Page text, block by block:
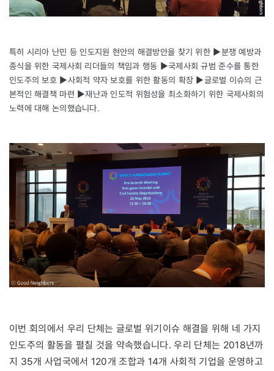
특히 시리아 난민 등 인도지원 현안의 해결방안을 찾기 위한 ▶분쟁 예방과
종식을 위한 국제사회 리더들의 책임과 행동 ▶국제사회 규범 준수를 통한
인도주의 보호 ▶사회적 약자 보호를 위한 활동의 확장 ▶글로벌 이슈의 근
본적인 해결책 마련 ▶재난과 인도적 위험성을 최소화하기 위한 국제사회의
노력에 대해 논의했습니다.
이번 회의에서 우리 단체는 글로벌 위기이슈 해결을 위해 네 가지
인도주의 활동을 펼칠 것을 약속했습니다. 우리 단체는 2018년까
지 35개 사업국에서 120개 조합과 14개 사회적 기업을 운영하고